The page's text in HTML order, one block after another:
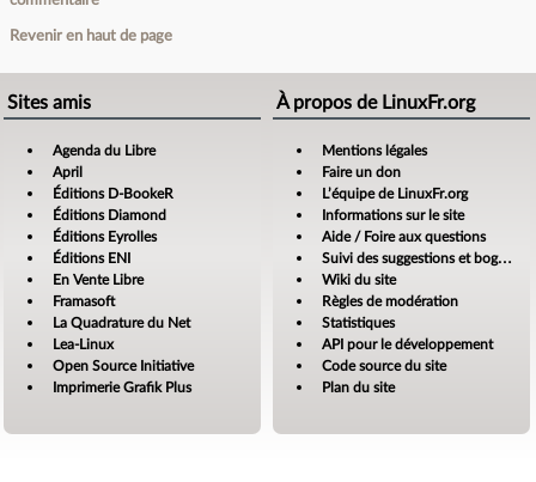
Revenir en haut de page
Sites amis
Agenda du Libre
April
Éditions D-BookeR
Éditions Diamond
Éditions Eyrolles
Éditions ENI
En Vente Libre
Framasoft
La Quadrature du Net
Lea-Linux
Open Source Initiative
Imprimerie Grafik Plus
À propos de LinuxFr.org
Mentions légales
Faire un don
L’équipe de LinuxFr.org
Informations sur le site
Aide / Foire aux questions
Suivi des suggestions et bogues
Wiki du site
Règles de modération
Statistiques
API pour le développement
Code source du site
Plan du site